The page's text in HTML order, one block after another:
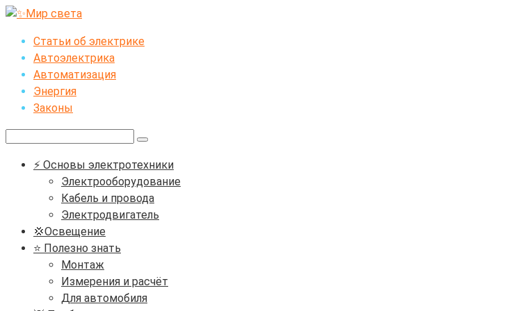
Перейти
контентуСтатьи об электрике
Автоэлектрика
Автоматизация
Энергия
Законы
⚡ Основы электротехники
Электрооборудование
Кабель и провода
Электродвигатель
💢Освещение
⭐ Полезно знать
Монтаж
Измерения и расчёт
Для автомобиля